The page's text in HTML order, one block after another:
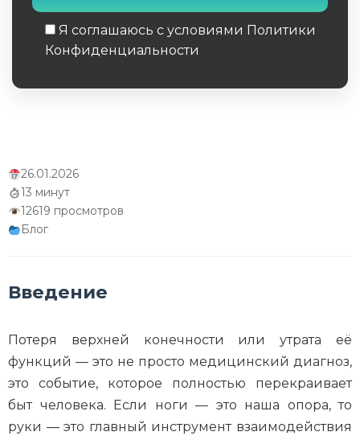
Я соглашаюсь с условиями Политики
Конфиденциальности
26.01.2026
13 минут
12619 просмотров
Блог
Введение
Потеря верхней конечности или утрата её
функций — это не просто медицинский диагноз,
это событие, которое полностью перекраивает
быт человека. Если ноги — это наша опора, то
руки — это главный инструмент взаимодействия